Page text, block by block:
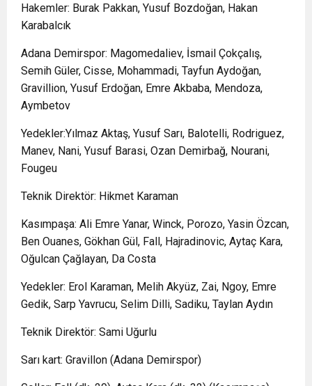
Hakemler: Burak Pakkan, Yusuf Bozdoğan, Hakan
Karabalcık
Adana Demirspor: Magomedaliev, İsmail Çokçalış,
Semih Güler, Cisse, Mohammadi, Tayfun Aydoğan,
Gravillion, Yusuf Erdoğan, Emre Akbaba, Mendoza,
Aymbetov
Yedekler:Yılmaz Aktaş, Yusuf Sarı, Balotelli, Rodriguez,
Manev, Nani, Yusuf Barasi, Ozan Demirbağ, Nourani,
Fougeu
Teknik Direktör: Hikmet Karaman
Kasımpaşa: Ali Emre Yanar, Winck, Porozo, Yasin Özcan,
Ben Ouanes, Gökhan Gül, Fall, Hajradinovic, Aytaç Kara,
Oğulcan Çağlayan, Da Costa
Yedekler: Erol Karaman, Melih Akyüz, Zai, Ngoy, Emre
Gedik, Sarp Yavrucu, Selim Dilli, Sadiku, Taylan Aydın
Teknik Direktör: Sami Uğurlu
Sarı kart: Gravillon (Adana Demirspor)